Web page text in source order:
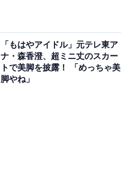
「もはやアイドル」元テレ東ア
ナ・森香澄、超ミニ丈のスカー
トで美脚を披露！ 「めっちゃ美
脚やね」